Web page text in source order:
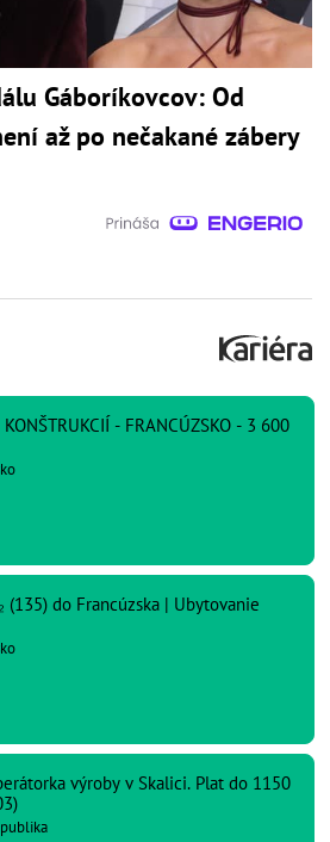
Gáboríkovcov: Od
až po nečakané zábery
KONŠTRUKCIÍ - FRANCÚZSKO - 3 600
(135) do Francúzska | Ubytovanie